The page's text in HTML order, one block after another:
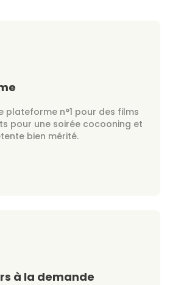
plateforme n°1 pour des films
pour une soirée cocooning et
bien mérité.
à la demande